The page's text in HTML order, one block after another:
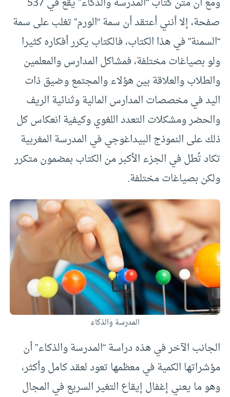
صفحة، إلا أنني أعتقد أن سمة “الورم” تغلب على سمة
“السمنة” في هذا الكتاب، فالكتاب يكرر أفكاره كثيرا
ولو بصياغات مختلفة، فمشاكل المدارس والمعلمين
والطلاب والعلاقة بين هؤلاء والمجتمع وضيق ذات
اليد في مخصصات المدارس المالية وثنائية الريف
والحضر ومشكلات التعدد اللغوي وكيفية انعكاس كل
ذلك على النموذج البيداغوجي في المدرسة المغربية
تكاد تُطل في الجزء الأكبر من الكتاب بمضمون متكرر
ولكن بصياغات مختلفة.
المدرسة والذكاء
الجانب الآخر في هذه دراسة “المدرسة والذكاء” أن
مؤشراتها الكمية في معظمها تعود لعقد كامل وأكثر،
وهو ما يعني إغفال إيقاع التغير السريع في المجال